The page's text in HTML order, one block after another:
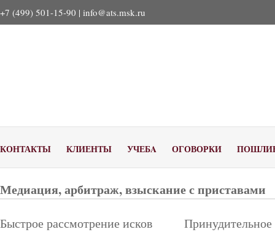
+7 (499) 501-15-90 | info@ats.msk.ru
КОНТАКТЫ КЛИЕНТЫ УЧЕБA ОГОВОРКИ
Медиация, арбитраж, взыскание с приставами
Быстрое рассмотрение исков